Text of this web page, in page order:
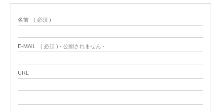
名前 ( 必須 )
E-MAIL ( 必須 ) - 公開されません -
URL